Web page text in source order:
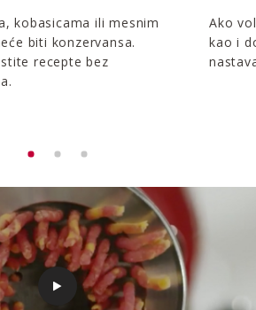
kobasicama ili mesnim
biti konzervansa.
recepte bez
Ako
kao i